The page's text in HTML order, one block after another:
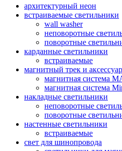
на
странице
архитектурный неон
встраиваемые светильники
wall washer
неповоротные
поворотные
карданные светильники
встраиваемые
магнитный трек и
магнитная система
магнитная система
накладные светильники
неповоротные
поворотные
настенные светильники
встраиваемые
свет для шинопровода